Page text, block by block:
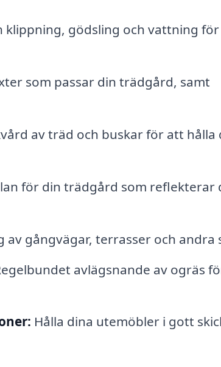
klippning, gödsling och vattning
som passar din trädgård, samt
av träd och buskar för att hålla
för din trädgård som reflekterar
av gångvägar, terrasser och andra
avlägsnande av ogräs
Hålla dina utemöbler i gott